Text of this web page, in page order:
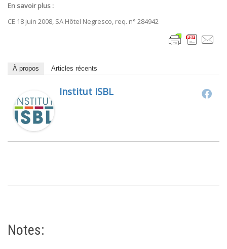
En savoir plus :
CE 18 juin 2008, SA Hôtel Negresco, req. n° 284942
À propos Articles récents
Institut ISBL
Notes: